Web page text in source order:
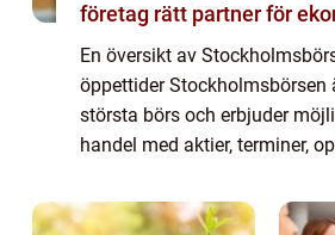
företag rätt partner för
En översikt av
öppettider Stockholmsbörsen
största börs och erbjuder
handel med aktier, terminer,
göra välgrundade